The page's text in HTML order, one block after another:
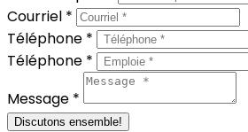
Courriel *
Téléphone *
Téléphone *
Message *
Discutons ensemble!